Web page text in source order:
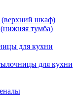
шкаф)
тумба)
для кухни
для кухни